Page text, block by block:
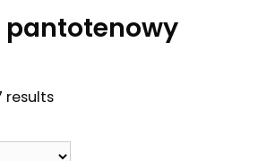
pantotenowy
results